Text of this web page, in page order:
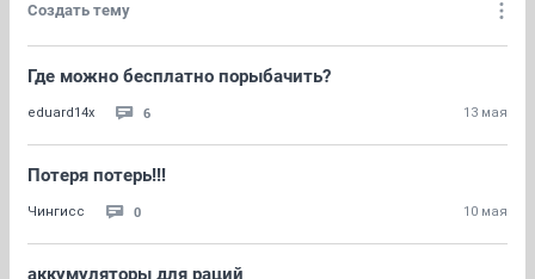
Создать тему
Где можно бесплатно порыбачить?
eduard14x 6 13 мая
Потеря потерь!!!
Чингисс 0 10 мая
аккумуляторы для раций